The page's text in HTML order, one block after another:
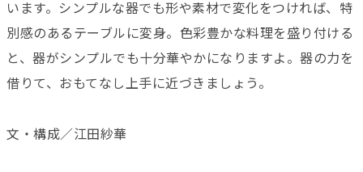
います。シンプルな器でも形や素材で変化をつければ、特
別感のあるテーブルに変身。色彩豊かな料理を盛り付ける
と、器がシンプルでも十分華やかになりますよ。器の力を
借りて、おもてなし上手に近づきましょう。
文・構成／江田紗華